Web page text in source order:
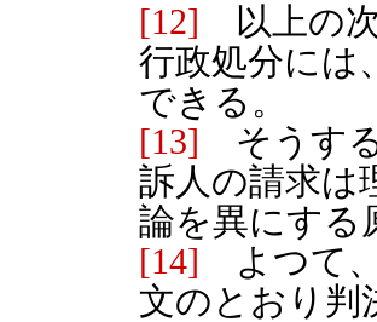
[12] 以上の
行政処分には
できる。
[13] そうす
訴人の請求は
論を異にする
[14] よつて、
文のとおり判